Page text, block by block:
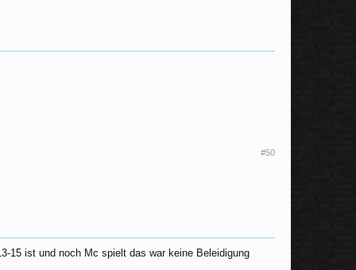
#50
15 ist und noch Mc spielt das war keine Beleidigung